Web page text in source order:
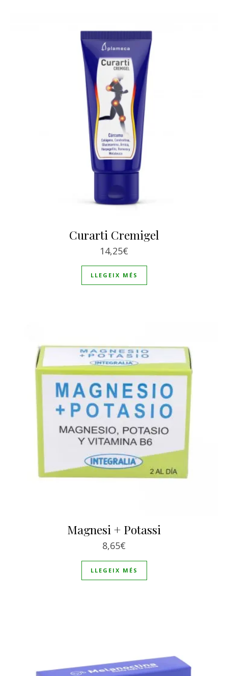
Curarti Cremigel
14,25€
LLEGEIX MÉS
Magnesi + Potassi
8,65€
LLEGEIX MÉS